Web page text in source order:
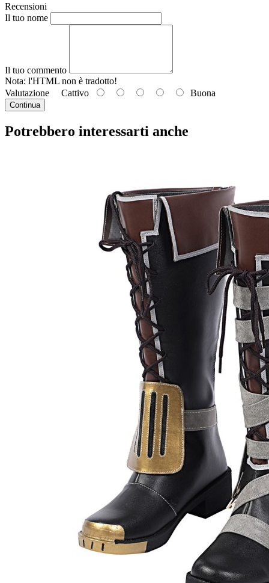
Recensioni
Il tuo nome
Il tuo commento
Nota: l'HTML non è tradotto!
Valutazione Cattivo Buona
Continua
Potrebbero interessarti anche